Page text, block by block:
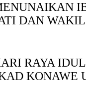
DAN
RAYA
KONAWE